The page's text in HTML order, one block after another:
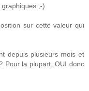
;-)
sur cette valeur qui
depuis plusieurs mois et
Pour la plupart, OUI donc